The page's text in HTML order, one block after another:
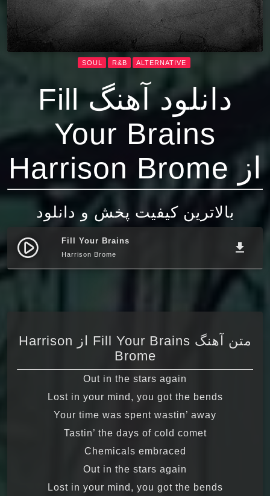
ALTERNATIVE
R&B
SOUL
دانلود آهنگ Fill
Your Brains
از Harrison Brome
بالاترین کیفیت پخش و دانلود
play_circle_filled Fill Your Brains
Harrison Brome file_download
متن آهنگ Fill Your Brains از Harrison
Brome
Out in the stars again
Lost in your mind, you got the bends
Your time was spent wastin’ away
Tastin’ the days of cold comet
Chemicals embraced
Out in the stars again
Lost in your mind, you got the bends